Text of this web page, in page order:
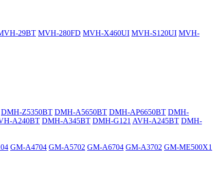
29BT MVH-280FD MVH-X460UI MVH-S120UI MVH-
DMH-Z5350BT DMH-A5650BT DMH-AP6650BT DMH-
A240BT DMH-A345BT DMH-G121 AVH-A245BT DMH-
GM-A4704 GM-A5702 GM-A6704 GM-A3702 GM-ME500X1